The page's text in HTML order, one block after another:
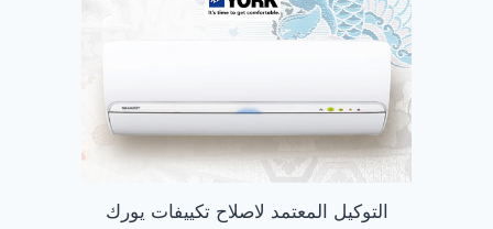
التوكيل المعتمد لاصلاح تكييفات يورك